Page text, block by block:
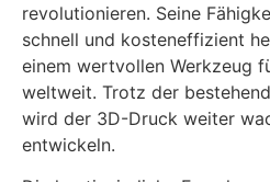
revolutionieren. Seine
schnell und kosteneffizient
einem wertvollen Werkzeug
weltweit. Trotz der
wird der 3D-Druck weiter
entwickeln.